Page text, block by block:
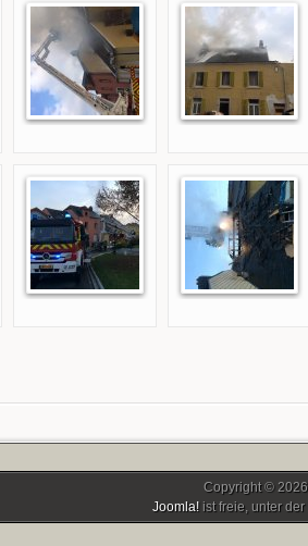
Copyright ©
Joomla! ist freie, unter der